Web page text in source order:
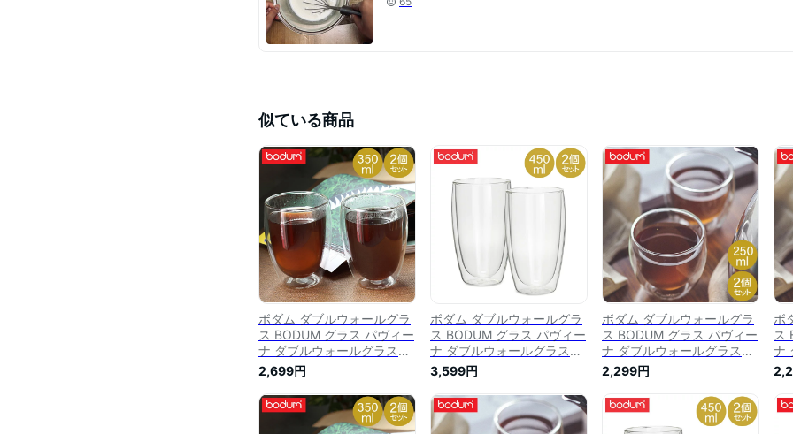
似ている商品
ボダム ダブルウォールグラ
ス BODUM グラス パヴィー
ナ ダブルウォールグラス
350mL 2個セット 耐熱 保
温 保冷 二重構造 4559-10
Pavina タンブラー ビール
2,699円
ボダム ダブルウォールグラ
ス BODUM グラス パヴィー
ナ ダブルウォールグラス
450mL 2個セット 耐熱 保
温 保冷 二重構造 4560-10
Pavina タンブラー ビール
3,599円
ボダム ダブルウォールグラ
ス BODUM グラス パヴィー
ナ ダブルウォールグラス
250mL 2個セット 耐熱 保温
保冷 二重構造 4558-10
Pavina コップ タンブラー
2,299円
ボ
ス
ナ
保